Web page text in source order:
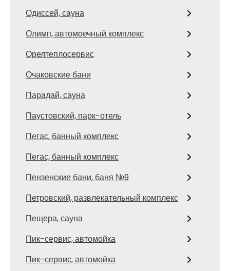
Одиссей, сауна
Олимп, автомоечный комплекс
Орелтеплосервис
Очаковские бани
Парадай, сауна
Паустовский, парк-отель
Пегас, банный комплекс
Пегас, банный комплекс
Пензенские бани, баня №9
Петровский, развлекательный комплекс
Пещера, сауна
Пик-сервис, автомойка
Пик-сервис, автомойка